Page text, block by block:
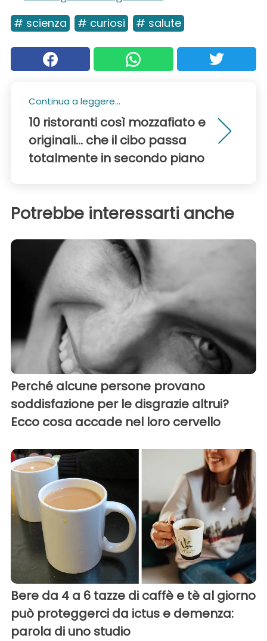
# scienza # curiosi # salute
Continua a leggere...
10 ristoranti così mozzafiato e
originali... che il cibo passa
totalmente in secondo piano
Potrebbe interessarti anche
Perché alcune persone provano
soddisfazione per le disgrazie altrui?
Ecco cosa accade nel loro cervello
Bere da 4 a 6 tazze di caffè e tè al giorno
può proteggerci da ictus e demenza:
parola di uno studio